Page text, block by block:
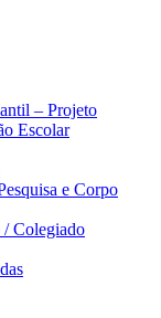
– Projeto
Escolar
e Corpo
/ Colegiado